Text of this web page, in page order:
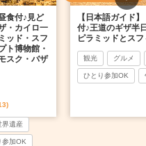
食付♪見ど
・カイロ一
ッド・スフ
ト博物館・
スク・バザ
界遺産
参加OK
【日本語ガイド
付♪王道のギザ半
ピラミッドとス
観光 グルメ
ひとり参加OK